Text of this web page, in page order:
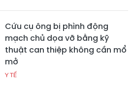
Cứu cụ ông bị phình động
mạch chủ dọa vỡ bằng kỹ
thuật can thiệp không cần mổ
mở
Y TẾ